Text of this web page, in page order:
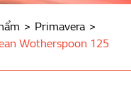
Primavera
Wotherspoon 125